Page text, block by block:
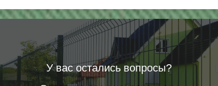
У вас остались вопросы?